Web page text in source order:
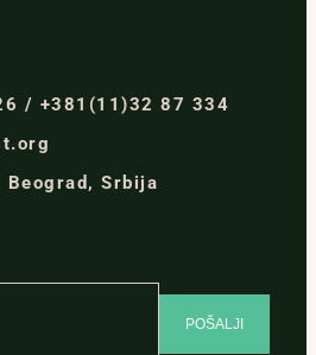
/ +381(11)32 87 334
Srbija